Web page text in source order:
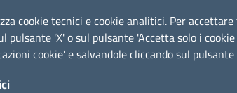
cookie tecnici e cookie analitici. Per
pulsante 'X' o sul pulsante 'Accetta solo i
cookie' e salvandole cliccando sul
Telefono:
Fax: 0832
Email: